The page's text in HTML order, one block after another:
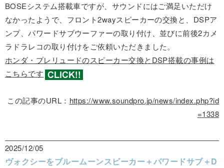
BOSEシステム搭載車ですが、サウンドにはご満足いただけ
なかったようで、フロント2wayスピーカーの交換と、DSPア
ンプ、パワードサブウーファーの取り付け、並びに前後2カメ
ラドラレコの取り付けをご依頼いただきました。
ホンダ・プレリュードのスピーカー交換とDSP搭載の事例は
こちらです
この記事のURL： https://www.soundpro.jp/news/index.php?id
=1338
2025/12/05
ヴォクシーをブルームーンスピーカー＋パワードサブ＋D